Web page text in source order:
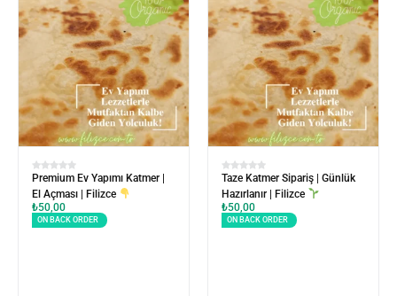
Premium Ev Yapımı Katmer |
El Açması | Filizce
₺50,00
ON BACK ORDER
Taze Katmer Sipariş | Günlük
Hazırlanır | Filizce
₺50,00
ON BACK ORDER